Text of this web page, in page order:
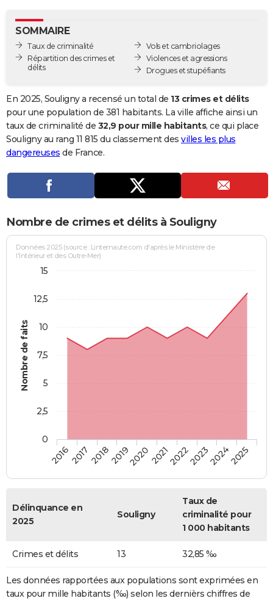
GUIDES D'ACHAT
BONS PLANS
Carte de Noël
Carte Bonne année
Carte Saint-Valentin
Carte Pâques
Carte d'anniversaire
DICTIONNAIRE
Dictionnaire
Biographies
Citations
Expressions
Proverbes
PROGRAMME TV
Se connecter
Entreprises
Service militaire
Avis de recherche
AVIS DE DÉCÈS
Bricolage
Lifestyle
Culture
Sport
Auto
Television
Voyage
Cinema
SOMMAIRE
Taux de criminalité
Répartition des crimes et
délits
Vols et cambriolages
Violences et agressions
Drogues et stupéfiants
En 2025, Souligny a recensé un total de 13 crimes et délits
pour une population de 381 habitants. La ville affiche ainsi un
taux de criminalité de 32,9 pour mille habitants, ce qui place
Souligny au rang 11 815 du classement des villes les plus
dangereuses de France.
Nombre de crimes et délits à Souligny
Nombre de faits
Données 2025 (source : Linternaute.com d'après le Ministère de
l'Intérieur et des Outre-Mer)
2016201720182019202020212022202320242025
0
2,5
5
7,5
10
12,5
15
Délinquance en
2025
Souligny
Taux de
criminalité pour
1 000 habitants
Crimes et délits 13 32,85 ‰
Les données rapportées aux populations sont exprimées en
taux pour mille habitants (‰) selon les dernièrs chiffres de